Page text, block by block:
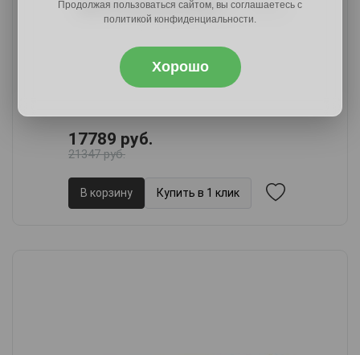
Тахта Астра, 84х194х55,арт. 56225
17789 руб.
21347 руб.
В корзину Купить в 1 клик
Продолжая пользоваться сайтом, вы соглашаетесь с
политикой конфиденциальности.
Хорошо